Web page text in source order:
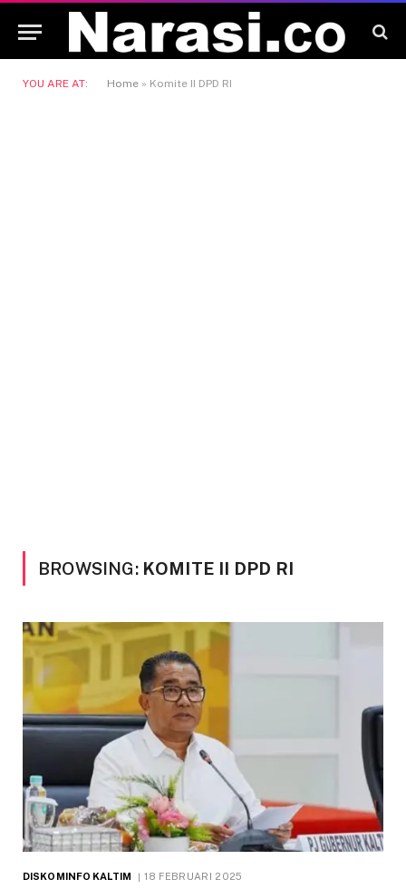
YOU ARE AT: Home » Komite II DPD RI
BROWSING: KOMITE II DPD RI
DISKOMINFO KALTIM 18 FEBRUARI 2025